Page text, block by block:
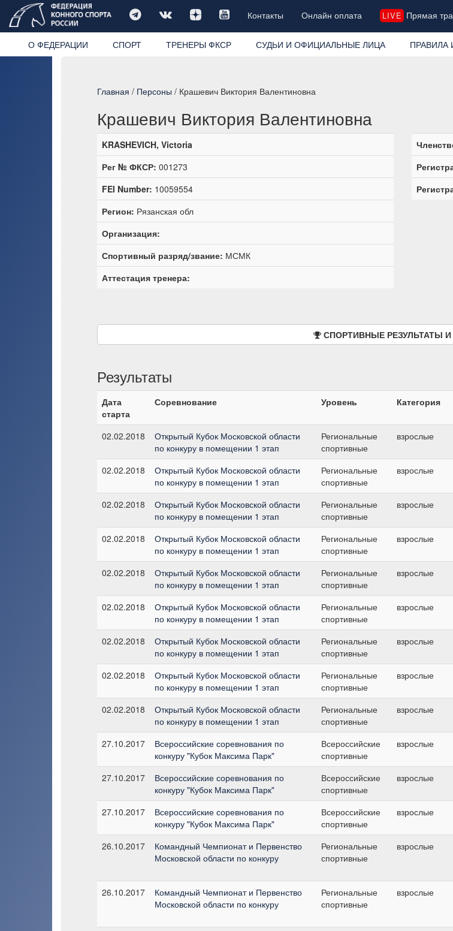
Контакты Онлайн оплата LIVE Прямая
О ФЕДЕРАЦИИ СПОРТ ТРЕНЕРЫ ФКСР СУДЬИ И ОФИЦИАЛЬНЫЕ ЛИЦА ПРАВИЛА
Главная / Персоны / Крашевич Виктория Валентиновна
Крашевич Виктория Валентиновна
KRASHEVICH, Victoria
Рег № ФКСР: 001273
FEI Number: 10059554
Регион: Рязанская обл
Организация:
Спортивный разряд/звание: МСМК
Аттестация тренера:
СПОРТИВНЫЕ РЕЗУЛЬТАТЫ И
Результаты
Дата
старта
Соревнование Уровень Категория
02.02.2018
Открытый Кубок Московской области
по конкуру в помещении 1 этап
Региональные
спортивные
взрослые
02.02.2018
Открытый Кубок Московской области
по конкуру в помещении 1 этап
Региональные
спортивные
взрослые
02.02.2018
Открытый Кубок Московской области
по конкуру в помещении 1 этап
Региональные
спортивные
взрослые
02.02.2018
Открытый Кубок Московской области
по конкуру в помещении 1 этап
Региональные
спортивные
взрослые
02.02.2018
Открытый Кубок Московской области
по конкуру в помещении 1 этап
Региональные
спортивные
взрослые
02.02.2018
Открытый Кубок Московской области
по конкуру в помещении 1 этап
Региональные
спортивные
взрослые
02.02.2018
Открытый Кубок Московской области
по конкуру в помещении 1 этап
Региональные
спортивные
взрослые
02.02.2018
Открытый Кубок Московской области
по конкуру в помещении 1 этап
Региональные
спортивные
взрослые
02.02.2018
Открытый Кубок Московской области
по конкуру в помещении 1 этап
Региональные
спортивные
взрослые
27.10.2017
Всероссийские соревнования по
конкуру "Кубок Максима Парк"
Всероссийские
спортивные
взрослые
27.10.2017
Всероссийские соревнования по
конкуру "Кубок Максима Парк"
Всероссийские
спортивные
взрослые
27.10.2017
Всероссийские соревнования по
конкуру "Кубок Максима Парк"
Всероссийские
спортивные
взрослые
26.10.2017
Командный Чемпионат и Первенство
Московской области по конкуру
Региональные
спортивные
взрослые
26.10.2017
Командный Чемпионат и Первенство
Московской области по конкуру
Региональные
спортивные
взрослые